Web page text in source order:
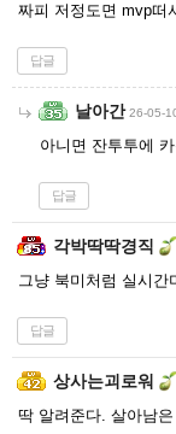
짜피 저정도면 mvp떠
답글
날아간 26-05-
아니면 잔투투에
답글
각박딱딱경직
그냥 북미처럼 실시간
답글
상사는괴로워
딱 알려준다. 살아남